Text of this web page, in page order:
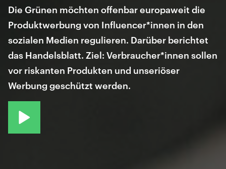
Die Grünen möchten offenbar europaweit die
Produktwerbung von Influencer*innen in den
sozialen Medien regulieren. Darüber berichtet
das Handelsblatt. Ziel: Verbraucher*innen sollen
vor riskanten Produkten und unseriöser
Werbung geschützt werden.